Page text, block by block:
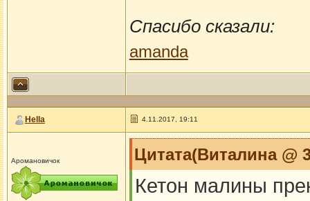
Спасибо сказали:
amanda
Hella 4.11.2017, 19:11
Аромановичок Цитата(Виталина @
Кетон малины